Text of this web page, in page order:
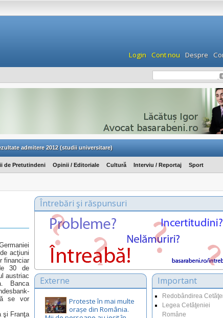
Login Cont nou Despre
admitere 2012 (studii universitare)
de Pretutindeni Opinii / Editoriale Cultură Interviu / Reportaj Sport
acţiuni
financiar
30 de
austriac
Banca
se vor
şi Franţa
Întrebări şi răspunsuri
Important
Redobândirea
Legea Cetăţeniei
Române
Externe
Proteste în mai multe
orașe din România.